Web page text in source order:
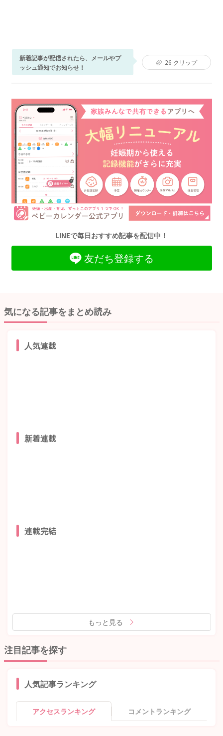
新着記事が配信されたら、メールやプ
ッシュ通知でお知らせ！
26 クリップ
LINEで毎日おすすめ記事を配信中！
友だち登録する
気になる記事をまとめ読み
人気連載
新着連載
連載完結
もっと見る
注目記事を探す
人気記事ランキング
アクセスランキング コメントランキング